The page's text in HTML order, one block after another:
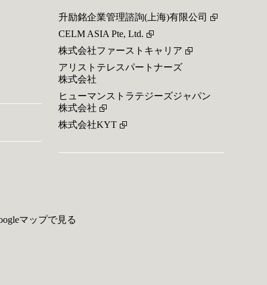
升励銘企業管理諮詢(上海)有限公司
CELM ASIA Pte, Ltd.
株式会社ファーストキャリア
アリストテレスパートナーズ
株式会社
ヒューマンストラテジーズジャパン
株式会社
株式会社KYT
マップで見る